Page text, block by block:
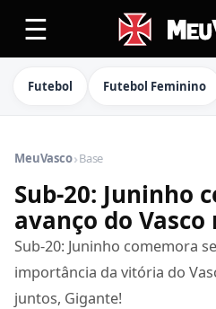
☰
Futebol Futebol Feminino
MeuVasco›Base
Sub-20: Juninho
avanço do
Sub-20: Juninho comemora
importância da vitória do
juntos, Gigante! ️